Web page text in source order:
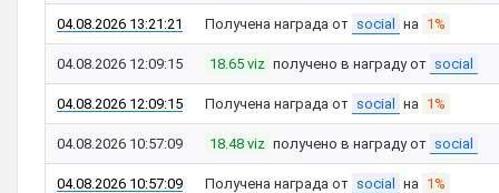
04.08.2026 13:21:21 Получена награда от social на 1%
04.08.2026 12:09:15 18.65 viz получено в награду от social
04.08.2026 12:09:15 Получена награда от social на 1%
04.08.2026 10:57:09 18.48 viz получено в награду от social
04.08.2026 10:57:09 Получена награда от social на 1%